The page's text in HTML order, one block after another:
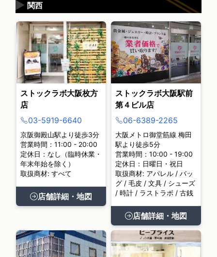
関西
▶
ストックラボ大阪枚方
店
03-5919-6640
京阪御殿山駅より徒歩3分
営業時間：11:00 - 20:00
定休日：なし（臨時休業・
年末年始を除く）
取扱商材: すべて
店舗詳細・地図
ストックラボ大阪駅前
第４ビル店
06-6389-2265
大阪メトロ御堂筋線 梅田
駅より徒歩5分
営業時間：10:00 - 19:00
定休日：日曜日・祝日
取扱商材: アパレル / バッ
グ / 毛皮 / 文具 / シューズ
/ 時計 / ラストラボ / 古銭
店舗詳細・地図